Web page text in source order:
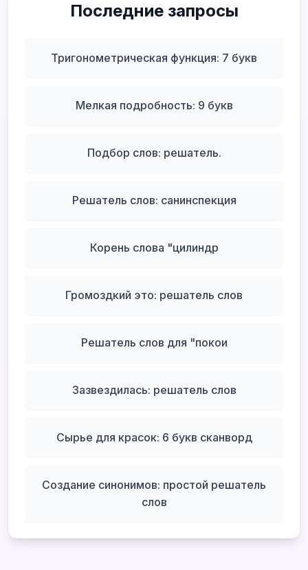
Последние запросы
Тригонометрическая функция: 7 букв
Мелкая подробность: 9 букв
Подбор слов: решатель.
Решатель слов: санинспекция
Корень слова "цилиндр
Громоздкий это: решатель слов
Решатель слов для "покои
Зазвездилась: решатель слов
Сырье для красок: 6 букв сканворд
Создание синонимов: простой решатель
слов